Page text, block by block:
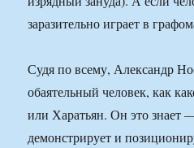
заразительно играет в
Судя по всему, Александр
обаятельный человек, как
или Харатьян. Он это знает
демонстрирует и